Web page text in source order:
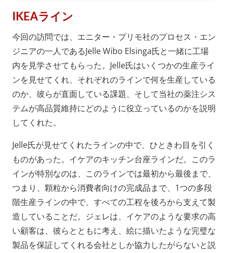
IKEAライン
今回の訪問では、エニター・プリモ社のプロセス・エン
ジニアの一人であるJelle Wibo Elsinga氏と一緒に工場
内を見学させてもらった。Jelle氏はいくつかの生産ライ
ンを見せてくれ、それぞれのラインで何を生産している
のか、彼らが直面している課題、そして当社の薬注シス
テムが高品質維持にどのように役立っているのかを説明
してくれた。
Jelle氏が見せてくれたラインの中で、ひときわ目を引く
ものがあった。イケアのキッチン台座ラインだ。このラ
インが特別なのは、このラインでは最初から最後まで、
つまり、顆粒から消費者向けの完成品まで、1つの多段
階生産ラインの中で、すべての工程を後ろから支えて製
造していることだ。ジェレは、イケアのような要求の高
い顧客は、彼らとともに考え、絵に描いたような完璧な
製品を保証してくれる会社としか協力したがらないと説